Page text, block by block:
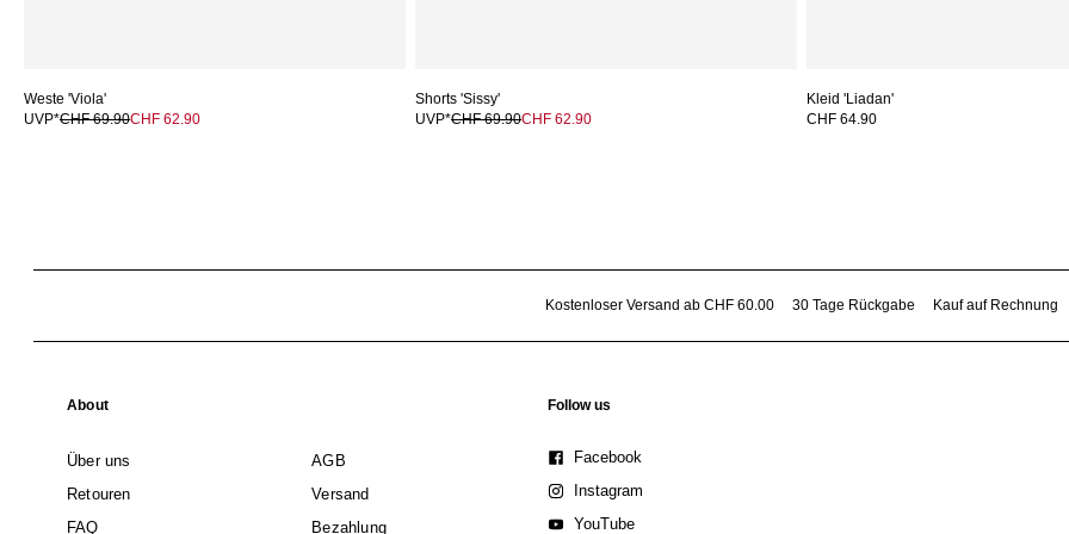
Weste 'Viola'
UVP*CHF 69.90CHF 62.90
Shorts 'Sissy'
UVP*CHF 69.90CHF 62.90
Kleid 'Liadan'
CHF 64.90
Kostenloser Versand ab CHF 60.00 30 Tage Rückgabe Kauf auf Rechnung
About
Über uns
AGB
Retouren
Versand
FAQ
Bezahlung
Follow us
Facebook
Instagram
YouTube